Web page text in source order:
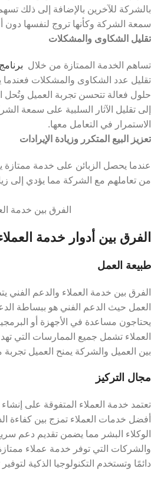
بالشركة للآخرين بالإضافة إلى ذلك
سمعة الشركة وكأنها تروج لنفسها دون
تقليل الشكاوى والمشكلات
تساهم الخدمة الممتازة من خلال
تقليل عدد الشكاوى والمشكلات
حلول فعالة تتحسن تجربة العميل
إلى تقليل الآثار السلبية على سمعة
الاستمرار في التعامل معها.
تعزيز البيع المتكرر وزيادة الإيرادات
عندما يحصل الزبائن على خدمة ممتازة
من تعاملهم مع الشركة مما يؤدي إلى
الفرق بين خدمة
الفرق بين أدوار خدمة
طبيعة العمل
الفرق بين خدمة العملاء والدعم
العمل حيث الدعم الفني هو ببساطة
يحتاجون مساعدة في الأجهزة أو
العملاء تشمل جميع الممارسات التي
بين العميل والشركة يمنح العميل
مجال التركيز
تعتمد خدمة العملاء المتفوقة على
أفضل خدمات العملاء تمزج بين كفاءة
الوكلاء البشر مما يضمن تقديم
والشركات التي توفر خدمة عملاء
دائمًا وتستخدم التكنولوجيا الذكية